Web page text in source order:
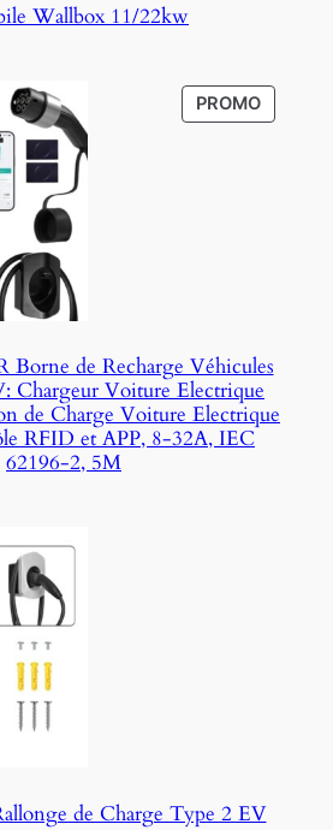
Wallbox 11/22kw
PROMOP
R
A
L
E
de Recharge Véhicules
Chargeur Voiture Electrique
de Charge Voiture Electrique
RFID et APP, 8-32A, IEC
62196-2, 5M
de Charge Type 2 EV